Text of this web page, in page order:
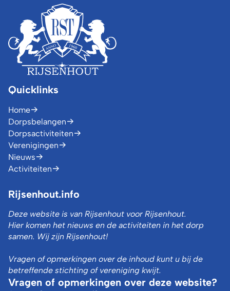
Quicklinks
Home
Dorpsbelangen
Dorpsactiviteiten
Verenigingen
Nieuws
Activiteiten
Rijsenhout.info
Deze website is van Rijsenhout voor Rijsenhout.
Hier komen het nieuws en de activiteiten in het dorp
samen. Wij zijn Rijsenhout!
Vragen of opmerkingen over de inhoud kunt u bij de
betreffende stichting of vereniging kwijt.
Vragen of opmerkingen over deze website?